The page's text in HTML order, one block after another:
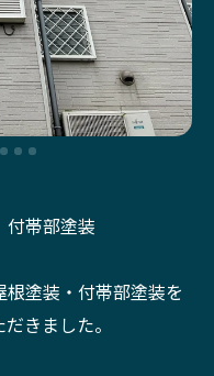
帯部塗装
塗装・付帯部塗装を
きました。